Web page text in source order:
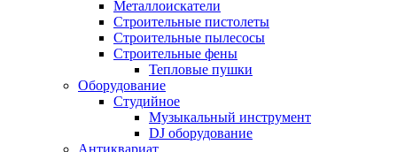
Металлоискатели
Строительные пистолеты
Строительные пылесосы
Строительные фены
Тепловые пушки
Оборудование
Студийное
Музыкальный инструмент
DJ оборудование
Антиквариат